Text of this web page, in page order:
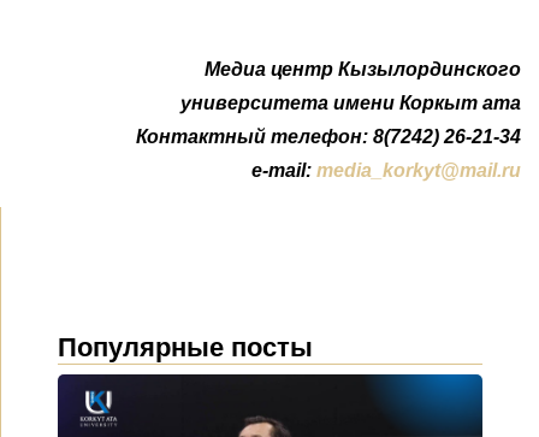
Медиа центр Кызылординского
университета имени Коркыт ата
Контактный телефон: 8(7242) 26-21-34
e-mail: media_korkyt@mail.ru
Популярные посты